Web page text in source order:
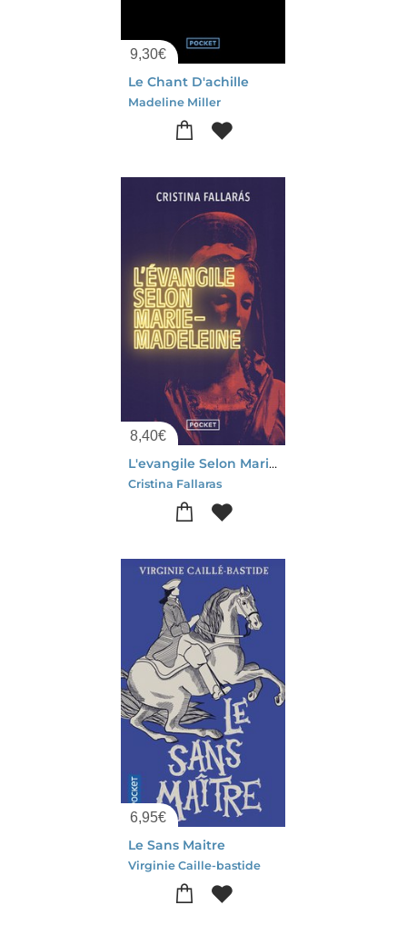
9,30€
Le Chant D'achille
Madeline Miller
8,40€
L'evangile Selon Marie-madeleine
Cristina Fallaras
6,95€
Le Sans Maitre
Virginie Caille-bastide